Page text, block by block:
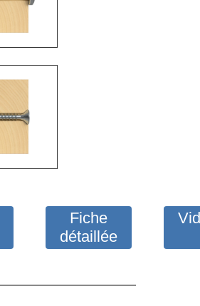
Fiche
détaillée